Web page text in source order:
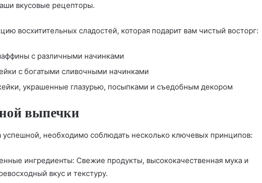
вкусовые рецепторы.
восхитительных сладостей, которая подарит вам чистый восторг:
с различными начинками
с богатыми сливочными начинками
украшенные глазурью, посыпками и съедобным декором
выпечки
необходимо соблюдать несколько ключевых принципов:
ингредиенты: Свежие продукты, высококачественная мука и
вкус и текстуру.
Татарская выпечка: кулинарное наследие